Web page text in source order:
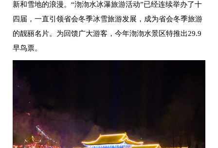
新和雪地的浪漫。“沕沕水冰瀑旅游活动”已经连续举办了十
四届，一直引领省会冬季冰雪旅游发展，成为省会冬季旅游
的靓丽名片。为回馈广大游客，今年沕沕水景区特推出29.9
早鸟票。